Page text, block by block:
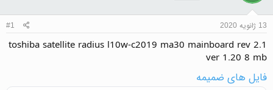
13 ژانویه 2020 #1
toshiba satellite radius l10w-c2019 ma30 mainboard rev 2.1
ver 1.20 8 mb
فایل های ضمیمه